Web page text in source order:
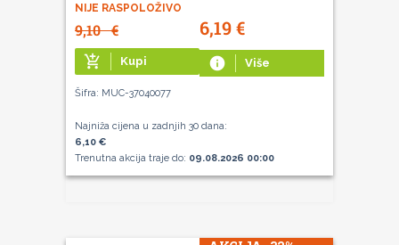
NIJE RASPOLOŽIVO
9,10€ 6,19€
add_shopping_cart Kupi info Više
Šifra: MUC-37040077
Najniža cijena u zadnjih 30 dana:
6,10 €
Trenutna akcija traje do: 09.08.2026 00:00